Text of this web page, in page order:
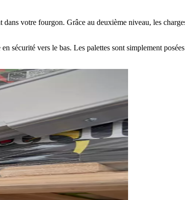
votre fourgon. Grâce au deuxième niveau, les
sécurité vers le bas. Les palettes sont simplement